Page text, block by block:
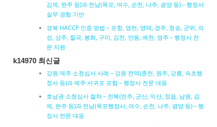
김제, 완주 등)과 전남(목포, 여수, 순천, 나주, 광양 등) – 행정사
실무 경험 기반
경북 HACCP 인증 방법 – 포항, 영천, 영덕, 경주, 청송, 군위, 의
성, 상주, 칠곡, 봉화, 구미, 김천, 안동, 예천, 영주 – 행정사 전
문 지원
k14970 최신글
강원·제주 소청심사 사례 – 강원 전역(춘천, 원주, 강릉, 속초행
정사 등)과 제주·서귀포 포함 – 행정사 전문 대응
호남권 소청심사 절차 – 전북(전주, 군산, 익산, 정읍, 남원, 김
제, 완주 등)과 전남(목포행정사, 여수, 순천, 나주, 광양 등) – 행
정사 전문 대응